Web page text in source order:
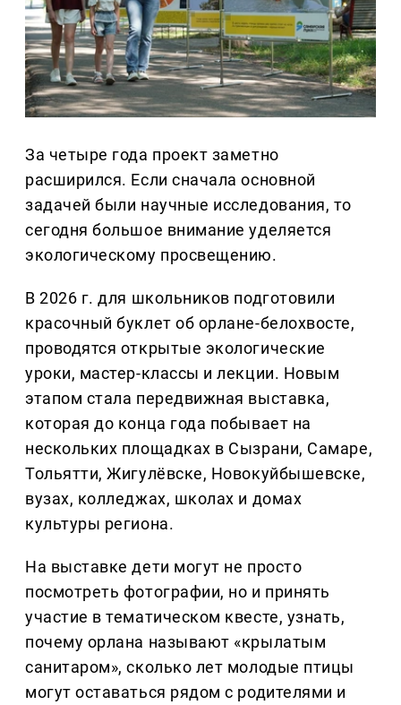
За четыре года проект заметно
расширился. Если сначала основной
задачей были научные исследования, то
сегодня большое внимание уделяется
экологическому просвещению.
В 2026 г. для школьников подготовили
красочный буклет об орлане-белохвосте,
проводятся открытые экологические
уроки, мастер-классы и лекции. Новым
этапом стала передвижная выставка,
которая до конца года побывает на
нескольких площадках в Сызрани, Самаре,
Тольятти, Жигулёвске, Новокуйбышевске,
вузах, колледжах, школах и домах
культуры региона.
На выставке дети могут не просто
посмотреть фотографии, но и принять
участие в тематическом квесте, узнать,
почему орлана называют «крылатым
санитаром», сколько лет молодые птицы
могут оставаться рядом с родителями и